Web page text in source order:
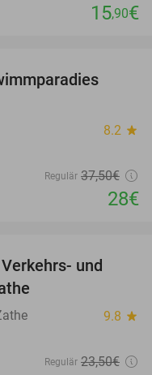
15,90€
8.2 star
Regulär 37,50€
28€
und
9.8 star
Regulär 23,50€